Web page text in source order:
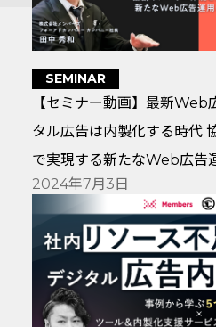
SEMINAR
【セミナー動画】最新Web
タル広告は内製化する時代
で実現する新たなWeb広告
2024年7月3日